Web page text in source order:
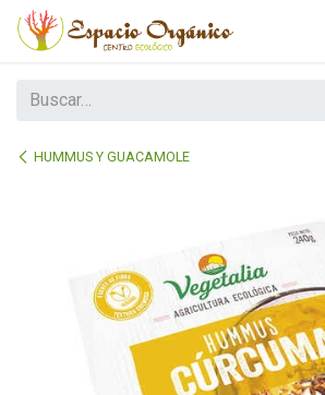
Ir al contenido
HUMMUS Y GUACAMOLE